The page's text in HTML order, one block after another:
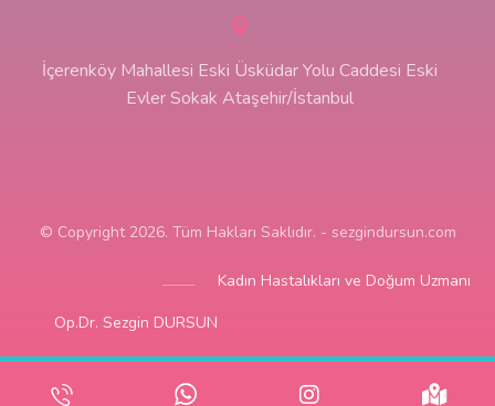
İçerenköy Mahallesi Eski Üsküdar Yolu Caddesi Eski
Evler Sokak Ataşehir/İstanbul
© Copyright 2026. Tüm Hakları Saklıdır. - sezgindursun.com
Kadın Hastalıkları ve Doğum Uzmanı
Op.Dr. Sezgin DURSUN